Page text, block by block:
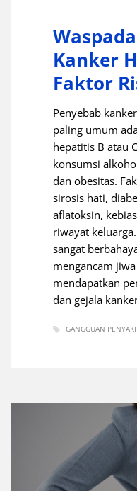
Kanker
Faktor
Penyebab
paling umum
hepatitis B atau
konsumsi
dan obesitas.
sirosis hati,
aflatoksin,
riwayat
sangat
mengancam
mendapatkan
dan gejala
GANGGUAN